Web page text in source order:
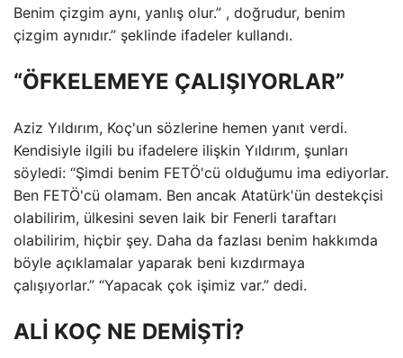
Benim çizgim aynı, yanlış olur.” , doğrudur, benim
çizgim aynıdır.” şeklinde ifadeler kullandı.
“ÖFKELEMEYE ÇALIŞIYORLAR”
Aziz Yıldırım, Koç'un sözlerine hemen yanıt verdi.
Kendisiyle ilgili bu ifadelere ilişkin Yıldırım, şunları
söyledi: “Şimdi benim FETÖ'cü olduğumu ima ediyorlar.
Ben FETÖ'cü olamam. Ben ancak Atatürk'ün destekçisi
olabilirim, ülkesini seven laik bir Fenerli taraftarı
olabilirim, hiçbir şey. Daha da fazlası benim hakkımda
böyle açıklamalar yaparak beni kızdırmaya
çalışıyorlar.” “Yapacak çok işimiz var.” dedi.
ALİ KOÇ NE DEMİŞTİ?